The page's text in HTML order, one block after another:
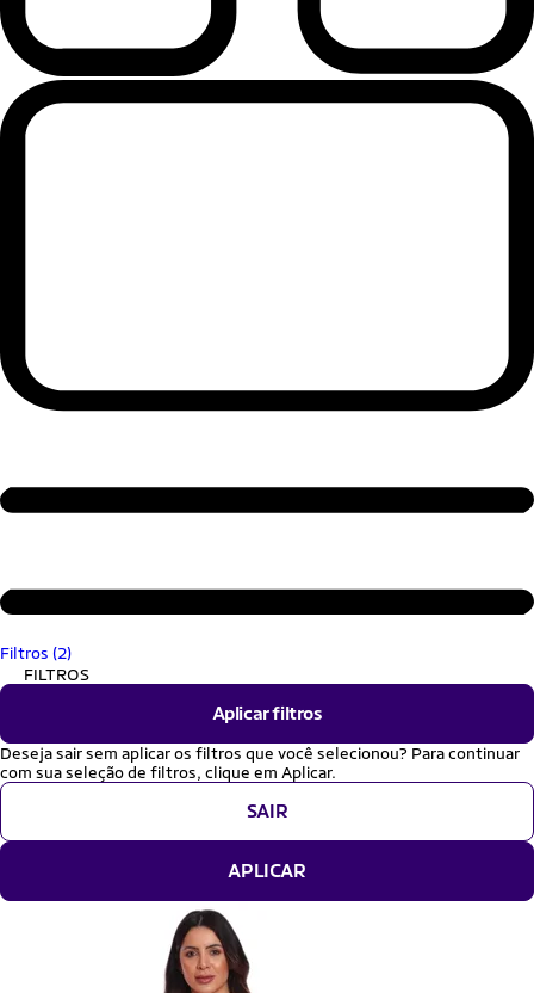
Filtros (2)
FILTROS
Aplicar filtros
Deseja sair sem aplicar os filtros que você selecionou? Para continuar
com sua seleção de filtros, clique em Aplicar.
SAIR
APLICAR